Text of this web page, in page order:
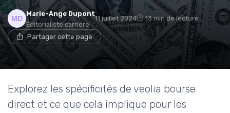
Marie-Ange Dupont
Éditorialiste carrière
11 juillet 2024 13 min de lecture
Partager cette page
Explorez les spécificités de veolia bourse
direct et ce que cela implique pour les